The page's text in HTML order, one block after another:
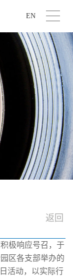
EN
返回
极响应号召，于
区各支部举办的
活动，以实际行